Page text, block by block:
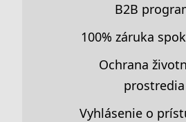
B2B
100% záruka
Ochrana
prostredia
Vyhlásenie o